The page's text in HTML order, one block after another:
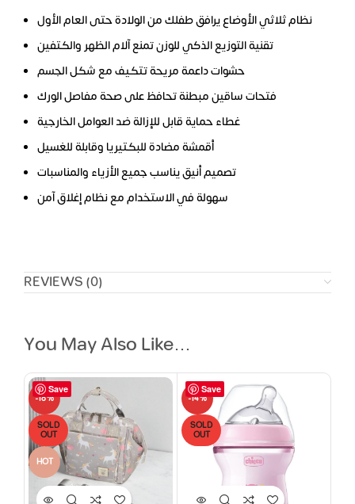
نظام ثلاثي الأوضاع يرافق طفلك من الولادة حتى العام الأول
تقنية التوزيع الذكي للوزن تمنع آلام الظهر والكتفين
حشوات داعمة مريحة تتكيف مع شكل الجسم
فتحات ساقين مبطنة تحافظ على صحة مفاصل الورك
غطاء حماية قابل للإزالة ضد العوامل الخارجية
أقمشة مضادة للبكتيريا وقابلة للغسيل
تصميم أنيق يناسب جميع الأزياء والمناسبات
سهولة في الاستخدام مع نظام إغلاق آمن
REVIEWS (0)
You May Also Like…
Save
-18%
SOLD
OUT
HOT
Save
-14%
SOLD
OUT